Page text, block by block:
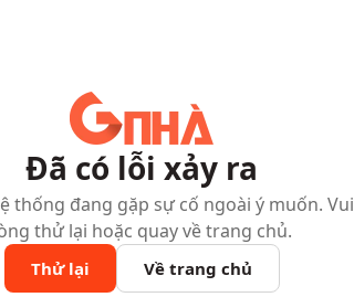
Đã có lỗi xảy ra
thống đang gặp sự cố ngoài ý muốn. Vui
thử lại hoặc quay về trang chủ.
Thử lại Về trang chủ